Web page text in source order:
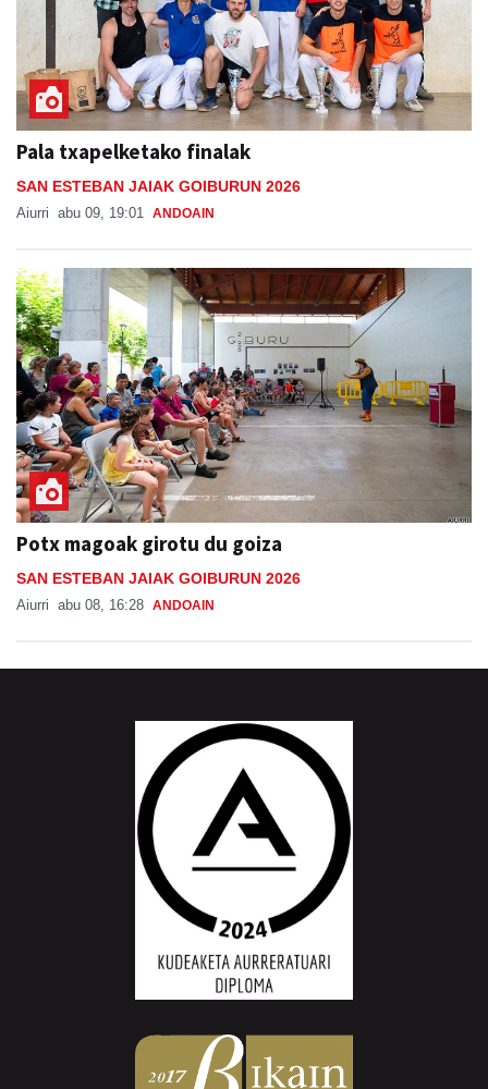
Pala txapelketako finalak
SAN ESTEBAN JAIAK GOIBURUN 2026
Aiurri abu 09, 19:01 ANDOAIN
Potx magoak girotu du goiza
SAN ESTEBAN JAIAK GOIBURUN 2026
Aiurri abu 08, 16:28 ANDOAIN